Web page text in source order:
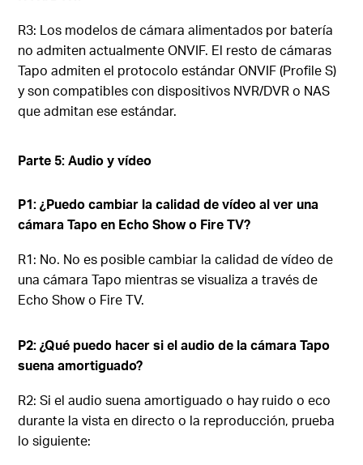
R3: Los modelos de cámara alimentados por batería
no admiten actualmente ONVIF. El resto de cámaras
Tapo admiten el protocolo estándar ONVIF (Profile S)
y son compatibles con dispositivos NVR/DVR o NAS
que admitan ese estándar.
Parte 5: Audio y vídeo
P1: ¿Puedo cambiar la calidad de vídeo al ver una
cámara Tapo en Echo Show o Fire TV?
R1: No. No es posible cambiar la calidad de vídeo de
una cámara Tapo mientras se visualiza a través de
Echo Show o Fire TV.
P2: ¿Qué puedo hacer si el audio de la cámara Tapo
suena amortiguado?
R2: Si el audio suena amortiguado o hay ruido o eco
durante la vista en directo o la reproducción, prueba
lo siguiente: